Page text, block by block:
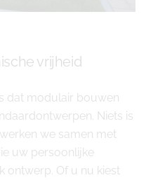
vrijheid
dat modulair bouwen
Niets is
we samen met
uw persoonlijke
ontwerp. Of u nu kiest